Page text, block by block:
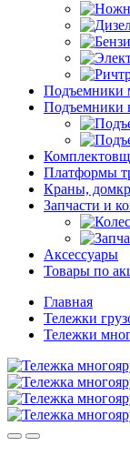
Подъемники
Подъемники
Платформы
Краны,
Запчасти и
Аксессуары
Товары по
Главная
Тележки
Тележки